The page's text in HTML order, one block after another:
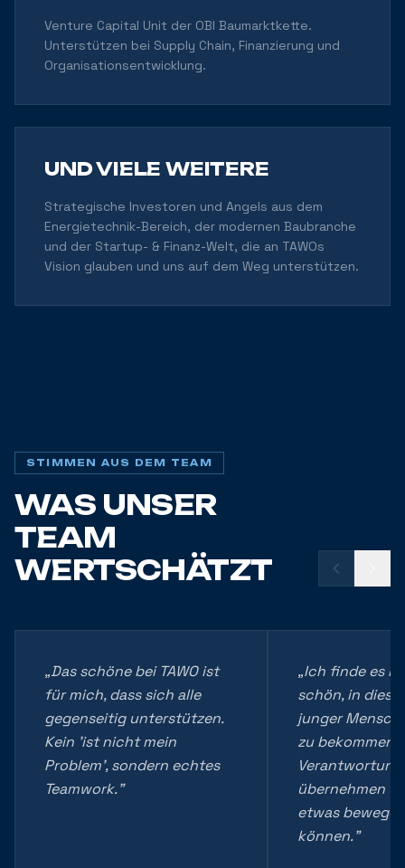
Venture Capital Unit der OBI Baumarktkette.
Unterstützen bei Supply Chain, Finanzierung und
Organisationsentwicklung.
UND VIELE WEITERE
Strategische Investoren und Angels aus dem
Energietechnik-Bereich, der modernen Baubranche
und der Startup- & Finanz-Welt, die an TAWOs
Vision glauben und uns auf dem Weg unterstützen.
STIMMEN AUS DEM TEAM
WAS UNSER
TEAM
WERTSCHÄTZT
„Das schöne bei TAWO ist
für mich, dass sich alle
gegenseitig unterstützen.
Kein 'ist nicht mein
Problem', sondern echtes
Teamwork."
„Ich finde es
schön, in
junger Mensch
zu bekommen,
Verantwortung
übernehmen
etwas
können."